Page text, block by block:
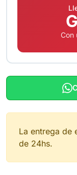
Con
La entrega de
de 24hs.